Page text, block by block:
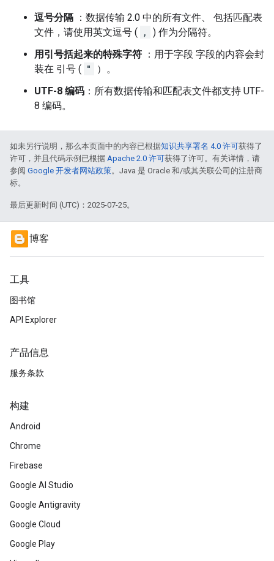
逗号分隔 ：数据传输 2.0 中的所有文件、 包括匹配表
文件，请使用英文逗号 ( ,
) 作为分隔符。
用引号括起来的特殊字符 ：用于字段 字段的内容会封
装在 引号 ( "
）。
UTF-8 编码 ：所有数据传输和匹配表文件都支持 UTF-
8 编码。
如未另行说明，那么本页面中的内容已根据知识共享署名 4.0 许可获得了
许可，并且代码示例已根据 Apache 2.0 许可获得了许可。有关详情，请
参阅 Google 开发者网站政策。Java 是 Oracle 和/或其关联公司的注册商
标。
最后更新时间 (UTC)：2025-07-25。
博客
工具
图书馆
API Explorer
产品信息
服务条款
构建
Android
Chrome
Firebase
Google AI Studio
Google Antigravity
Google Cloud
Google Play